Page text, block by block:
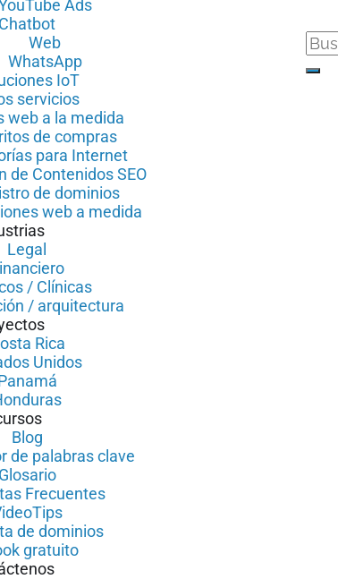
Ads
Chatbot
Web
WhatsApp
IoT
servicios
web a la medida
de compras
para Internet
de Contenidos SEO
de dominios
web a medida
Legal
/ Clínicas
/ arquitectura
Rica
Unidos
Blog
de palabras clave
Glosario
Frecuentes
de dominios
gratuito